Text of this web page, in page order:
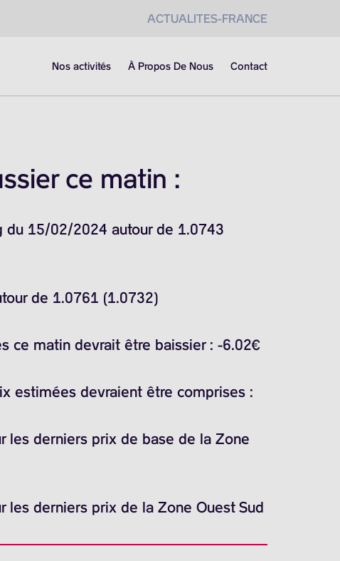
ACTUALITES-FRANCE
Nos activités À Propos De Nous Contact
ce matin :
du 15/02/2024 autour de 1.0743
de 1.0761 (1.0732)
ce matin devrait être baissier : -6.02€
estimées devraient être comprises :
les derniers prix de base de la Zone
les derniers prix de la Zone Ouest Sud